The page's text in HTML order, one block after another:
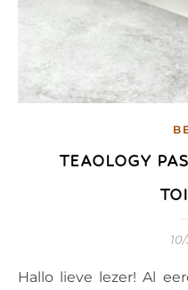
TEAOLOGY
Hallo lieve lezer! Al eerder maakte ik kennis met